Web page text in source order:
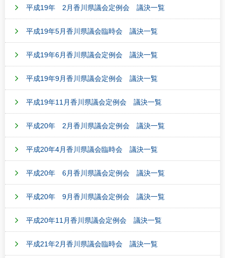
平成19年 2月香川県議会定例会 議決一覧
平成19年5月香川県議会臨時会 議決一覧
平成19年6月香川県議会定例会 議決一覧
平成19年9月香川県議会定例会 議決一覧
平成19年11月香川県議会定例会 議決一覧
平成20年 2月香川県議会定例会 議決一覧
平成20年4月香川県議会臨時会 議決一覧
平成20年 6月香川県議会定例会 議決一覧
平成20年 9月香川県議会定例会 議決一覧
平成20年11月香川県議会定例会 議決一覧
平成21年2月香川県議会臨時会 議決一覧